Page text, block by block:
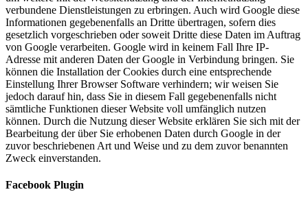
verbundene Dienstleistungen zu erbringen. Auch wird Google diese
Informationen gegebenenfalls an Dritte übertragen, sofern dies
gesetzlich vorgeschrieben oder soweit Dritte diese Daten im Auftrag
von Google verarbeiten. Google wird in keinem Fall Ihre IP-
Adresse mit anderen Daten der Google in Verbindung bringen. Sie
können die Installation der Cookies durch eine entsprechende
Einstellung Ihrer Browser Software verhindern; wir weisen Sie
jedoch darauf hin, dass Sie in diesem Fall gegebenenfalls nicht
sämtliche Funktionen dieser Website voll umfänglich nutzen
können. Durch die Nutzung dieser Website erklären Sie sich mit der
Bearbeitung der über Sie erhobenen Daten durch Google in der
zuvor beschriebenen Art und Weise und zu dem zuvor benannten
Zweck einverstanden.
Facebook Plugin